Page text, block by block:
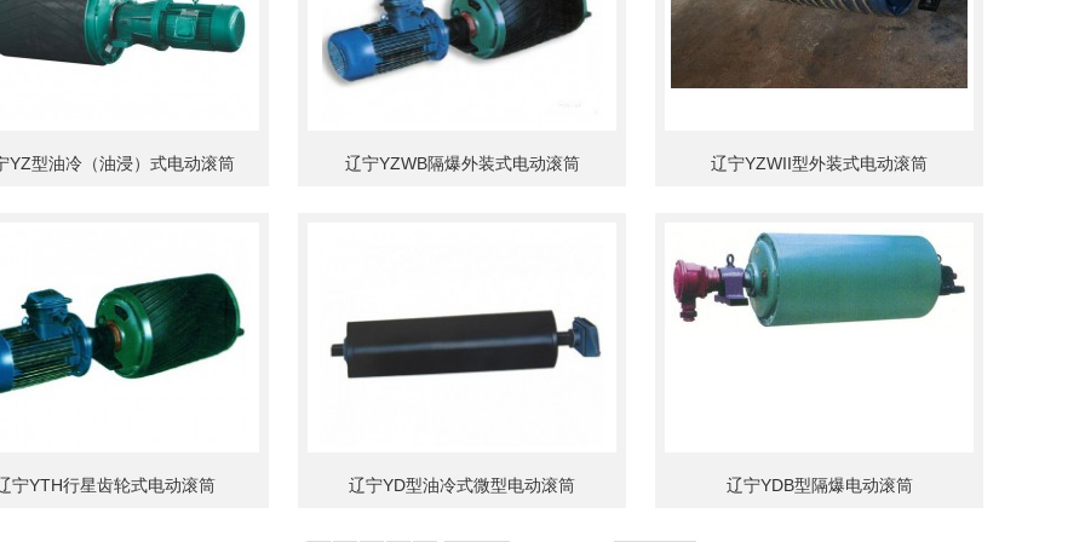
YZ型油冷（油浸）式电动滚筒 辽宁YZWB隔爆外装式电动滚筒 辽宁YZWII型外装式电动滚筒
宁YTH行星齿轮式电动滚筒 辽宁YD型油冷式微型电动滚筒 辽宁YDB型隔爆电动滚筒